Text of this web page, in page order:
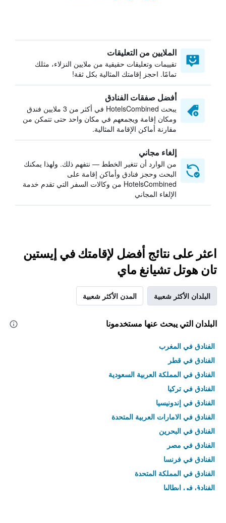
الملايين من التعليقات
تقييمات وتعليقات حقيقية من ملايين النزلاء، مثلك
تمامًا. احجز إقامتك المثالية بكل ثقة!
أفضل صفقات الفنادق
يبحث HotelsCombined في أكثر من 3 ملايين فندق
ومكان إقامة ويجمعهم في مكان واحد حتى تتمكن من
مقارنة أماكن الإقامة المثالية.
إلغاء مجاني
من الوارد أن تتغير الخطط — نتفهم ذلك. ولهذا يمكنك
البحث وحجز فنادق وأماكن إقامة على
HotelsCombined من وكالات السفر التي تقدم خدمة
الإلغاء المجاني
اعثر على نتائج أفضل لإقامتك في إيستين
تان هوتل تشيانغ ماي
البلدان الأكثر شعبية المدن الأكثر شعبية
البلدان التي يبحث عنها مستخدمونا
الفنادق في المغرب
الفنادق في قطر
الفنادق في المملكة العربية السعودية
الفنادق في تركيا
الفنادق في إندونيسيا
الفنادق في الامارات العربية المتحدة
الفنادق في البحرين
الفنادق في مصر
الفنادق في فرنسا
الفنادق في المملكة المتحدة
الفنادق في إيطاليا